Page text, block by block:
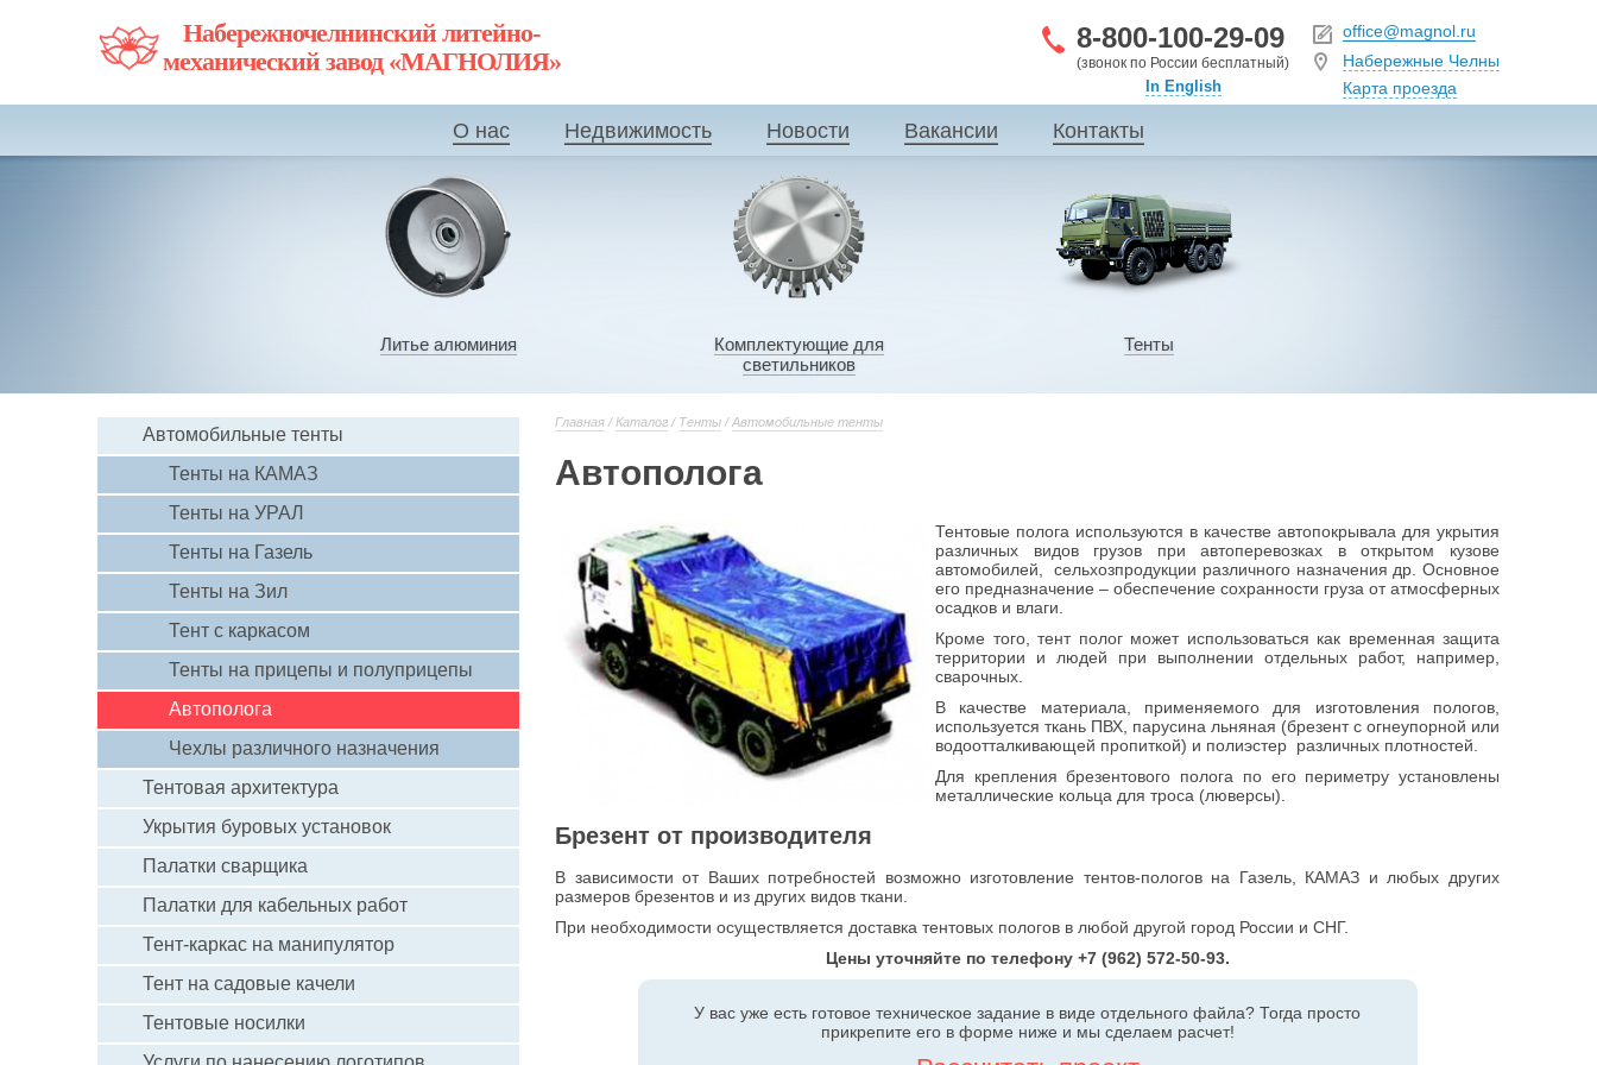
Набережночелнинский литейно-
механический завод «МАГНОЛИЯ»
office@magnol.ru
Набережные Челны
Карта проезда
8-800-100-29-09
(звонок по России бесплатный)
In English
О нас Недвижимость Новости Вакансии Контакты
Литье алюминия
Комплектующие для
светильников
Тенты
Автомобильные тенты
Тенты на КАМАЗ
Тенты на УРАЛ
Тенты на Газель
Тенты на Зил
Тент с каркасом
Тенты на прицепы и полуприцепы
Автополога
Чехлы различного назначения
Тентовая архитектура
Укрытия буровых установок
Палатки сварщика
Палатки для кабельных работ
Тент-каркас на манипулятор
Тент на садовые качели
Тентовые носилки
Главная /Каталог / Тенты /Автомобильные тенты
Автополога
Тентовые полога используются в качестве автопокрывала для укрытия
различных видов грузов при автоперевозках в открытом кузове
автомобилей, сельхозпродукции различного назначения др. Основное
его предназначение – обеспечение сохранности груза от атмосферных
осадков и влаги.
Кроме того, тент полог может использоваться как временная защита
территории и людей при выполнении отдельных работ, например,
сварочных.
В качестве материала, применяемого для изготовления пологов,
используется ткань ПВХ, парусина льняная (брезент с огнеупорной или
водоотталкивающей пропиткой) и полиэстер различных плотностей.
Для крепления брезентового полога по его периметру установлены
металлические кольца для троса (люверсы).
Брезент от производителя
В зависимости от Ваших потребностей возможно изготовление тентов-пологов на Газель, КАМАЗ и любых других
размеров брезентов и из других видов ткани.
При необходимости осуществляется доставка тентовых пологов в любой другой город России и СНГ.
Цены уточняйте по телефону +7 (962) 572-50-93.
У вас уже есть готовое техническое задание в виде отдельного файла? Тогда просто
прикрепите его в форме ниже и мы сделаем расчет!